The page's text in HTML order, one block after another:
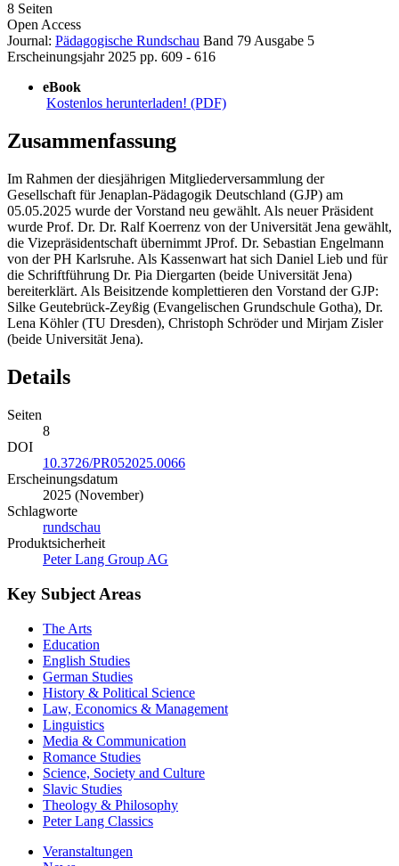
8 Seiten
Open Access
Journal: Pädagogische Rundschau Band 79Ausgabe 5
Erscheinungsjahr 2025 pp. 609 - 616
eBook
Kostenlos herunterladen! (PDF)
Zusammenfassung
Im Rahmen der diesjährigen Mitgliederversammlung der
Gesellschaft für Jenaplan-Pädagogik Deutschland (GJP) am
05.05.2025 wurde der Vorstand neu gewählt. Als neuer Präsident
wurde Prof. Dr. Dr. Ralf Koerrenz von der Universität Jena gewählt,
die Vizepräsidentschaft übernimmt JProf. Dr. Sebastian Engelmann
von der PH Karlsruhe. Als Kassenwart hat sich Daniel Lieb und für
die Schriftführung Dr. Pia Diergarten (beide Universität Jena)
bereiterklärt. Als Beisitzende komplettieren den Vorstand der GJP:
Silke Geutebrück-Zeyßig (Evangelischen Grundschule Gotha), Dr.
Lena Köhler (TU Dresden), Christoph Schröder und Mirjam Zisler
(beide Universität Jena).
Details
Seiten
8
DOI
10.3726/PR052025.0066
Erscheinungsdatum
2025 (November)
Schlagworte
rundschau
Produktsicherheit
Peter Lang Group AG
Key Subject Areas
The Arts
Education
English Studies
German Studies
History & Political Science
Law, Economics & Management
Linguistics
Media & Communication
Romance Studies
Science, Society and Culture
Slavic Studies
Theology & Philosophy
Peter Lang Classics
Veranstaltungen